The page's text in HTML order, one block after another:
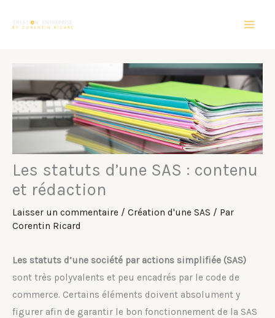
Les statuts d’une SAS : contenu
et rédaction
Laisser un commentaire / Création d'une SAS / Par
Corentin Ricard
Les statuts d’une société par actions simplifiée (SAS)
sont très polyvalents et peu encadrés par le code de
commerce. Certains éléments doivent absolument y
figurer afin de garantir le bon fonctionnement de la SAS